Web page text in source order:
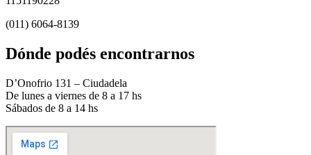
(011) 6064-8139
Dónde podés encontrarnos
D’Onofrio 131 – Ciudadela
De lunes a viernes de 8 a 17 hs
Sábados de 8 a 14 hs